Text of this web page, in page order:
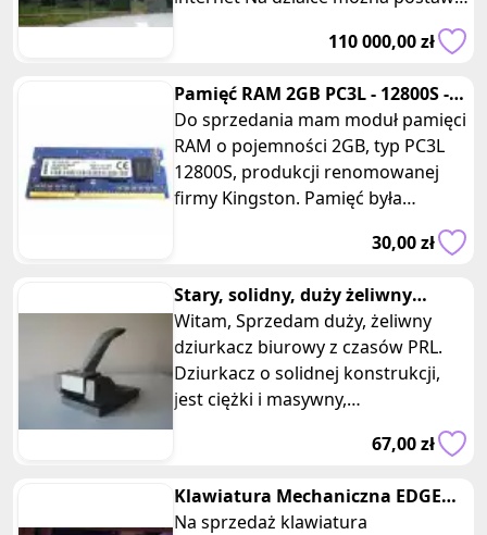
dom o pow 70m wolnostojący zach
110 000,00 zł
Pamięć RAM 2GB PC3L - 12800S -
Kingston
Do sprzedania mam moduł pamięci
RAM o pojemności 2GB, typ PC3L
12800S, produkcji renomowanej
firmy Kingston. Pamięć była
30,00 zł
Stary, solidny, duży żeliwny
dziurkacz PRL
Witam, Sprzedam duży, żeliwny
dziurkacz biurowy z czasów PRL.
Dziurkacz o solidnej konstrukcji,
jest ciężki i masywny,
przystosowany do obrabiania wielu
67,00 zł
Klawiatura Mechaniczna EDGE
201 Designed by HORI
Na sprzedaż klawiatura